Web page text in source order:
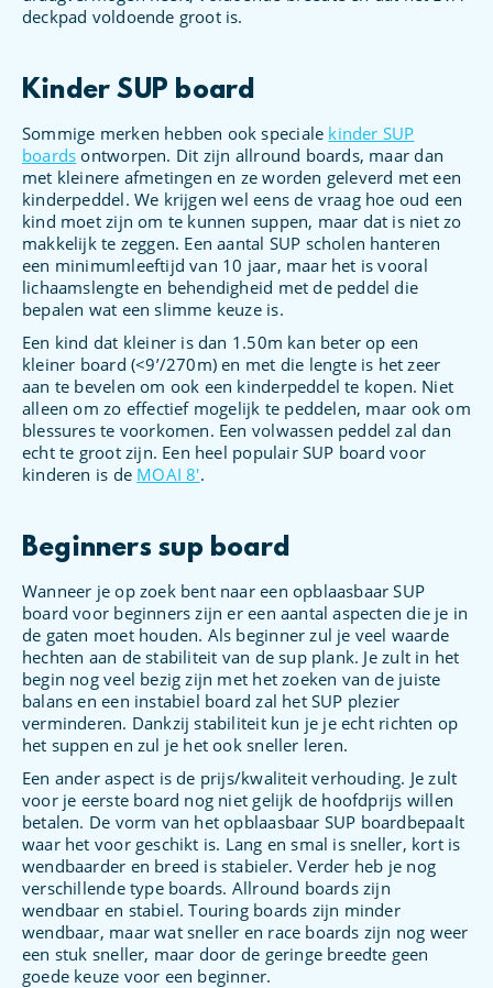
deckpad voldoende groot is.
Kinder SUP board
Sommige merken hebben ook speciale kinder SUP
boards ontworpen. Dit zijn allround boards, maar dan
met kleinere afmetingen en ze worden geleverd met een
kinderpeddel. We krijgen wel eens de vraag hoe oud een
kind moet zijn om te kunnen suppen, maar dat is niet zo
makkelijk te zeggen. Een aantal SUP scholen hanteren
een minimumleeftijd van 10 jaar, maar het is vooral
lichaamslengte en behendigheid met de peddel die
bepalen wat een slimme keuze is.
Een kind dat kleiner is dan 1.50m kan beter op een
kleiner board (<9’/270m) en met die lengte is het zeer
aan te bevelen om ook een kinderpeddel te kopen. Niet
alleen om zo effectief mogelijk te peddelen, maar ook om
blessures te voorkomen. Een volwassen peddel zal dan
echt te groot zijn. Een heel populair SUP board voor
kinderen is de MOAI 8′.
Beginners sup board
Wanneer je op zoek bent naar een opblaasbaar SUP
board voor beginners zijn er een aantal aspecten die je in
de gaten moet houden. Als beginner zul je veel waarde
hechten aan de stabiliteit van de sup plank. Je zult in het
begin nog veel bezig zijn met het zoeken van de juiste
balans en een instabiel board zal het SUP plezier
verminderen. Dankzij stabiliteit kun je je echt richten op
het suppen en zul je het ook sneller leren.
Een ander aspect is de prijs/kwaliteit verhouding. Je zult
voor je eerste board nog niet gelijk de hoofdprijs willen
betalen. De vorm van het opblaasbaar SUP boardbepaalt
waar het voor geschikt is. Lang en smal is sneller, kort is
wendbaarder en breed is stabieler. Verder heb je nog
verschillende type boards. Allround boards zijn
wendbaar en stabiel. Touring boards zijn minder
wendbaar, maar wat sneller en race boards zijn nog weer
een stuk sneller, maar door de geringe breedte geen
goede keuze voor een beginner.